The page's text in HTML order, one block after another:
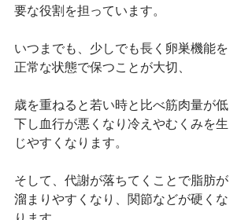
要な役割を担っています。
いつまでも、少しでも長く卵巣機能を
正常な状態で保つことが大切、
歳を重ねると若い時と比べ筋肉量が低
下し血行が悪くなり冷えやむくみを生
じやすくなります。
そして、代謝が落ちてくことで脂肪が
溜まりやすくなり、関節などが硬くな